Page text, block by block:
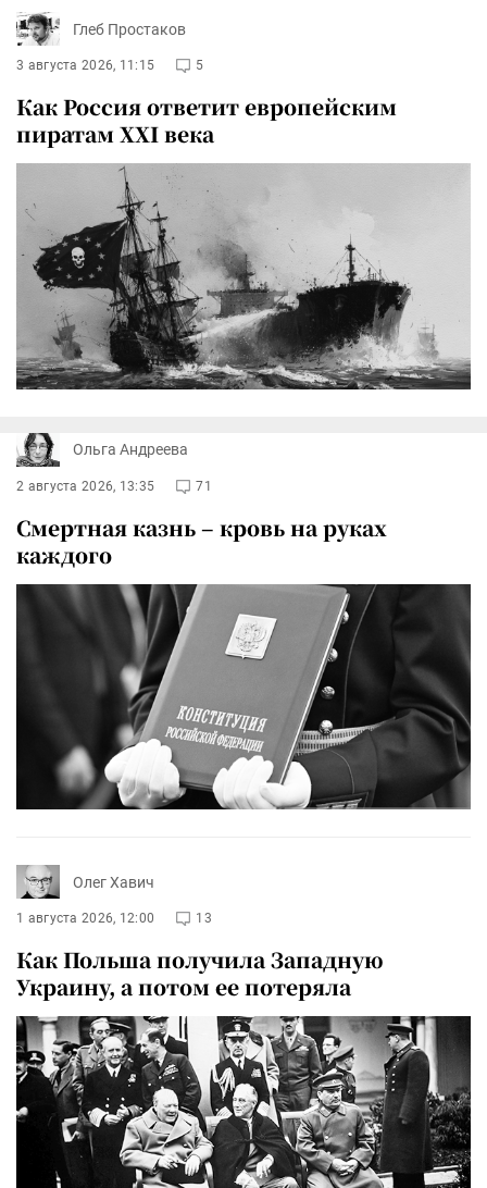
Глеб Простаков
3 августа 2026, 11:15 5
Как Россия ответит европейским
пиратам XXI века
Ольга Андреева
2 августа 2026, 13:35 71
Смертная казнь – кровь на руках
каждого
Олег Хавич
1 августа 2026, 12:00 13
Как Польша получила Западную
Украину, а потом ее потеряла